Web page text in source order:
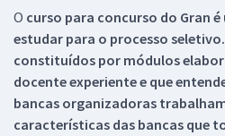
O curso para concurso do Gran
estudar para o processo
constituídos por módulos
docente experiente e que
bancas organizadoras
características das bancas que